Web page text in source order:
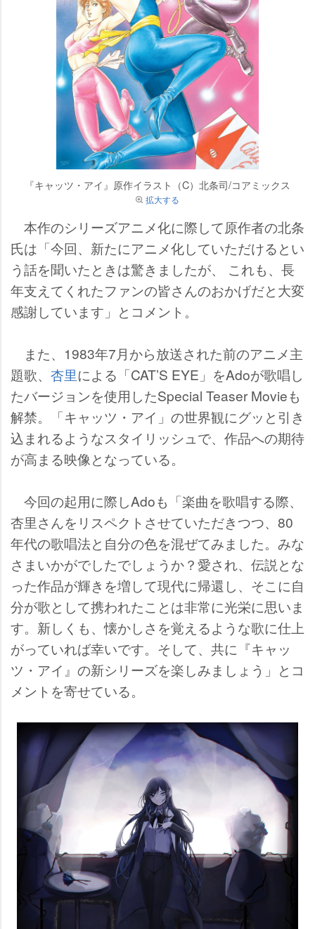
『キャッツ・アイ』原作イラスト（C）北条司/コアミックス
拡大する
本作のシリーズアニメ化に際して原作者の北条
氏は「今回、新たにアニメ化していただけるとい
う話を聞いたときは驚きましたが、 これも、長
年支えてくれたファンの皆さんのおかげだと大変
感謝しています」とコメント。
また、1983年7月から放送された前のアニメ主
題歌、 杏里による「CAT’S EYE」をAdoが歌唱し
たバージョンを使用したSpecial Teaser Movieも
解禁。「キャッツ・アイ」の世界観にグッと引き
込まれるようなスタイリッシュで、作品への期待
が高まる映像となっている。
今回の起用に際しAdoも「楽曲を歌唱する際、
杏里さんをリスペクトさせていただきつつ、80
年代の歌唱法と自分の色を混ぜてみました。みな
さまいかがでしたでしょうか？愛され、伝説とな
った作品が輝きを増して現代に帰還し、そこに自
分が歌として携われたことは非常に光栄に思いま
す。新しくも、懐かしさを覚えるような歌に仕上
がっていれば幸いです。そして、共に『キャッ
ツ・アイ』の新シリーズを楽しみましょう」とコ
メントを寄せている。